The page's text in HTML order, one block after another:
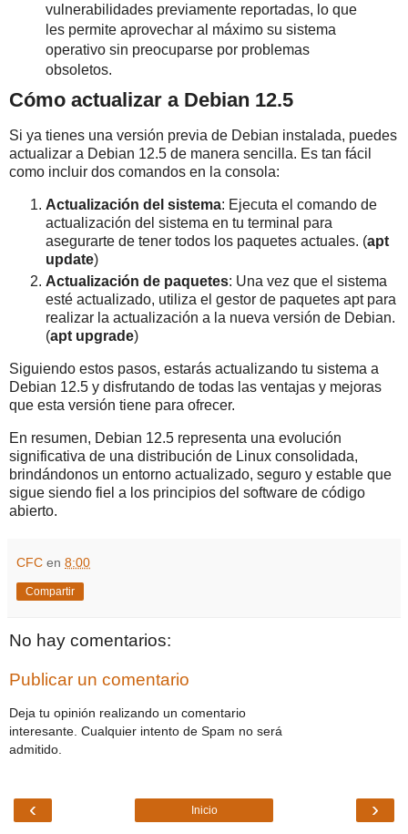
vulnerabilidades previamente reportadas, lo que
les permite aprovechar al máximo su sistema
operativo sin preocuparse por problemas
obsoletos.
Cómo actualizar a Debian 12.5
Si ya tienes una versión previa de Debian instalada, puedes
actualizar a Debian 12.5 de manera sencilla. Es tan fácil
como incluir dos comandos en la consola:
Actualización del sistema: Ejecuta el comando de
actualización del sistema en tu terminal para
asegurarte de tener todos los paquetes actuales. (apt
update)
Actualización de paquetes: Una vez que el sistema
esté actualizado, utiliza el gestor de paquetes apt para
realizar la actualización a la nueva versión de Debian.
(apt upgrade)
Siguiendo estos pasos, estarás actualizando tu sistema a
Debian 12.5 y disfrutando de todas las ventajas y mejoras
que esta versión tiene para ofrecer.
En resumen, Debian 12.5 representa una evolución
significativa de una distribución de Linux consolidada,
brindándonos un entorno actualizado, seguro y estable que
sigue siendo fiel a los principios del software de código
abierto.
CFC en 8:00
Compartir
No hay comentarios:
Publicar un comentario
Deja tu opinión realizando un comentario
interesante. Cualquier intento de Spam no será
admitido.
‹ ›
Inicio